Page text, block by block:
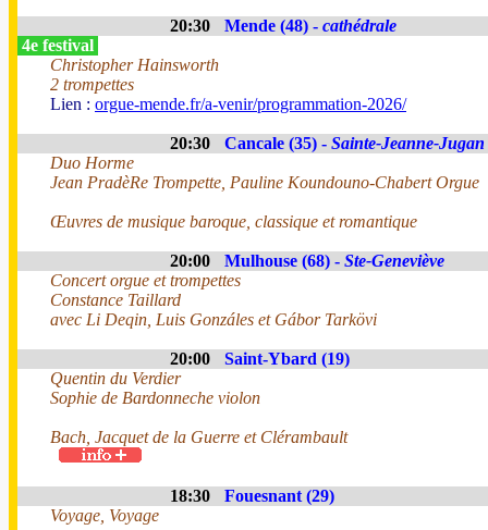
20:30 Mende (48) - cathédrale
4e festival
Christopher Hainsworth
2 trompettes
Lien : orgue-mende.fr/a-venir/programmation-2026/
20:30 Cancale (35) - Sainte-Jeanne-Jugan
Duo Horme
Jean PradèRe Trompette, Pauline Koundouno-Chabert Orgue
Œuvres de musique baroque, classique et romantique
20:00 Mulhouse (68) - Ste-Geneviève
Concert orgue et trompettes
Constance Taillard
avec Li Deqin, Luis Gonzáles et Gábor Tarkövi
20:00
Saint-Ybard (19)
Quentin du Verdier
Sophie de Bardonneche violon
Bach, Jacquet de la Guerre et Clérambault
18:30
Fouesnant (29)
Voyage, Voyage